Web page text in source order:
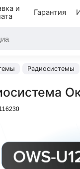
и
Гарантия
Радиосистемы